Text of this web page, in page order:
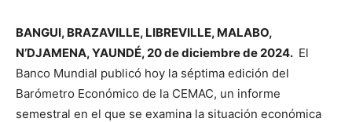
BANGUI, BRAZAVILLE, LIBREVILLE, MALABO,
N’DJAMENA, YAUNDÉ, 20 de diciembre de 2024. El
Banco Mundial publicó hoy la séptima edición del
Barómetro Económico de la CEMAC, un informe
semestral en el que se examina la situación económica